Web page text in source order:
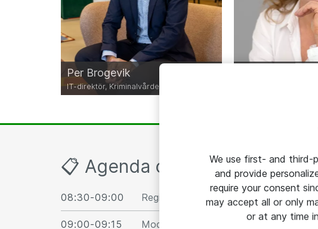
Per Brogevik
IT-direktör, Kriminalvården
📋 Agenda och hålltider
08:30-09:00 Registrering, kaffe och besök i
09:00-09:15 Moderator hälsar välkommen
We use first- and third-
and provide
require your consent
may accept all or only
or at any time